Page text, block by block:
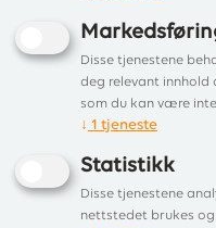
Disse tjenestene
deg relevant innhold
som du kan være
↓ 1 tjeneste
Statistikk
Disse tjenestene
nettstedet brukes